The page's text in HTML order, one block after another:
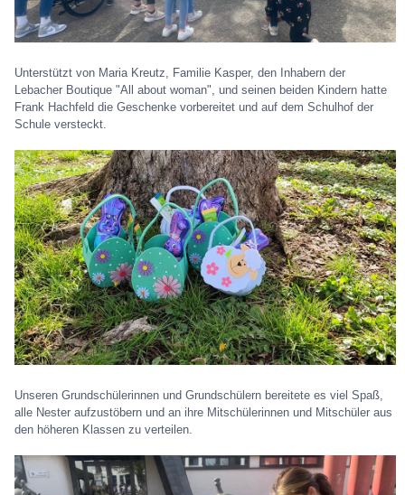
Unterstützt von Maria Kreutz, Familie Kasper, den Inhabern der
Lebacher Boutique "All about woman", und seinen beiden Kindern hatte
Frank Hachfeld die Geschenke vorbereitet und auf dem Schulhof der
Schule versteckt.
Unseren Grundschülerinnen und Grundschülern bereitete es viel Spaß,
alle Nester aufzustöbern und an ihre Mitschülerinnen und Mitschüler aus
den höheren Klassen zu verteilen.